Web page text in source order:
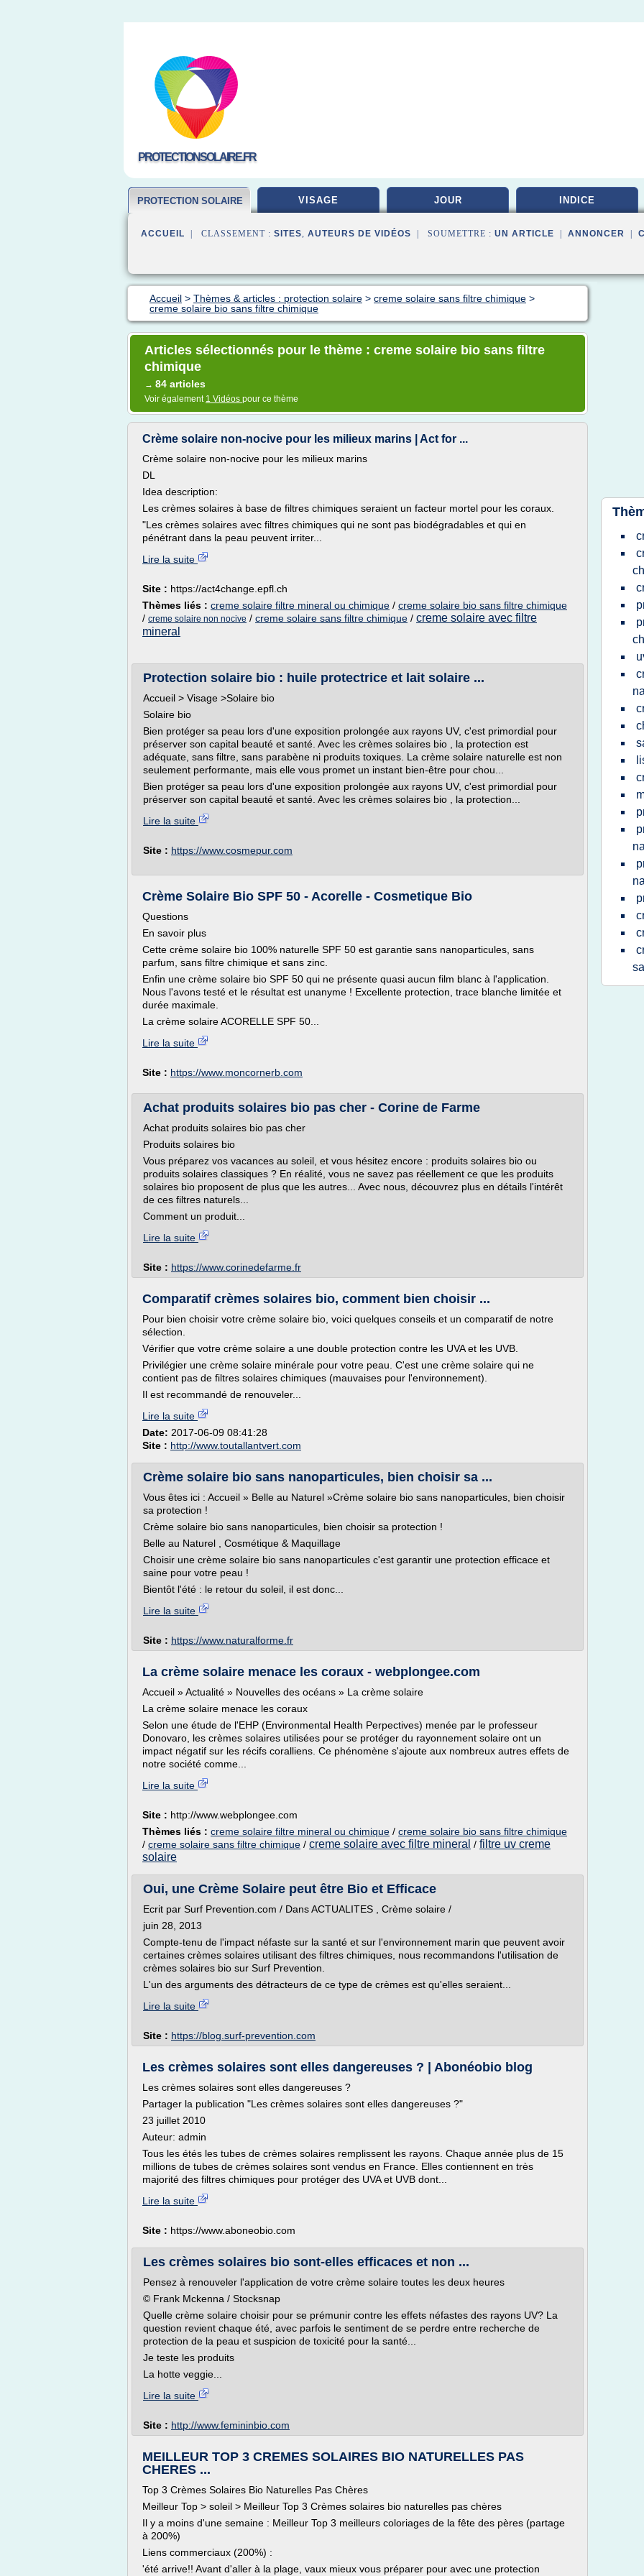
PROTECTIONSOLAIRE.FR
PROTECTION SOLAIRE VISAGE JOUR INDICE
ACCUEIL | CLASSEMENT : SITES, AUTEURS DE VIDÉOS | SOUMETTRE : UN ARTICLE ANNONCER
Accueil > Thèmes & articles : protection solaire > creme solaire sans filtre chimique >
creme solaire bio sans filtre chimique
Articles sélectionnés pour le thème : creme solaire bio sans filtre
chimique
→ 84 articles
Voir également 1 Vidéos pour ce thème
Crème solaire non-nocive pour les milieux marins | Act for ...
Crème solaire non-nocive pour les milieux marins
DL
Idea description:
Les crèmes solaires à base de filtres chimiques seraient un facteur mortel pour les coraux.
"Les crèmes solaires avec filtres chimiques qui ne sont pas biodégradables et qui en
pénétrant dans la peau peuvent irriter...
Lire la suite
Site : https://act4change.epfl.ch
Thèmes liés : creme solaire filtre mineral ou chimique / creme solaire bio sans filtre chimique
/ creme solaire non nocive / creme solaire sans filtre chimique / creme solaire avec filtre
mineral
Protection solaire bio : huile protectrice et lait solaire ...
Accueil > Visage >Solaire bio
Solaire bio
Bien protéger sa peau lors d'une exposition prolongée aux rayons UV, c'est primordial pour
préserver son capital beauté et santé. Avec les crèmes solaires bio , la protection est
adéquate, sans filtre, sans parabène ni produits toxiques. La crème solaire naturelle est non
seulement performante, mais elle vous promet un instant bien-être pour chou...
Bien protéger sa peau lors d'une exposition prolongée aux rayons UV, c'est primordial pour
préserver son capital beauté et santé. Avec les crèmes solaires bio , la protection...
Lire la suite
Site : https://www.cosmepur.com
Crème Solaire Bio SPF 50 - Acorelle - Cosmetique Bio
Questions
En savoir plus
Cette crème solaire bio 100% naturelle SPF 50 est garantie sans nanoparticules, sans
parfum, sans filtre chimique et sans zinc.
Enfin une crème solaire bio SPF 50 qui ne présente quasi aucun film blanc à l'application.
Nous l'avons testé et le résultat est unanyme ! Excellente protection, trace blanche limitée et
durée maximale.
La crème solaire ACORELLE SPF 50...
Lire la suite
Site : https://www.moncornerb.com
Achat produits solaires bio pas cher - Corine de Farme
Achat produits solaires bio pas cher
Produits solaires bio
Vous préparez vos vacances au soleil, et vous hésitez encore : produits solaires bio ou
produits solaires classiques ? En réalité, vous ne savez pas réellement ce que les produits
solaires bio proposent de plus que les autres... Avec nous, découvrez plus en détails l'intérêt
de ces filtres naturels...
Comment un produit...
Lire la suite
Site : https://www.corinedefarme.fr
Comparatif crèmes solaires bio, comment bien choisir ...
Pour bien choisir votre crème solaire bio, voici quelques conseils et un comparatif de notre
sélection.
Vérifier que votre crème solaire a une double protection contre les UVA et les UVB.
Privilégier une crème solaire minérale pour votre peau. C'est une crème solaire qui ne
contient pas de filtres solaires chimiques (mauvaises pour l'environnement).
Il est recommandé de renouveler...
Lire la suite
Date: 2017-06-09 08:41:28
Site : http://www.toutallantvert.com
Crème solaire bio sans nanoparticules, bien choisir sa ...
Vous êtes ici : Accueil » Belle au Naturel »Crème solaire bio sans nanoparticules, bien choisir
sa protection !
Crème solaire bio sans nanoparticules, bien choisir sa protection !
Belle au Naturel , Cosmétique & Maquillage
Choisir une crème solaire bio sans nanoparticules c'est garantir une protection efficace et
saine pour votre peau !
Bientôt l'été : le retour du soleil, il est donc...
Lire la suite
Site : https://www.naturalforme.fr
La crème solaire menace les coraux - webplongee.com
Accueil » Actualité » Nouvelles des océans » La crème solaire
La crème solaire menace les coraux
Selon une étude de l'EHP (Environmental Health Perpectives) menée par le professeur
Donovaro, les crèmes solaires utilisées pour se protéger du rayonnement solaire ont un
impact négatif sur les récifs coralliens. Ce phénomène s'ajoute aux nombreux autres effets de
notre société comme...
Lire la suite
Site : http://www.webplongee.com
Thèmes liés : creme solaire filtre mineral ou chimique / creme solaire bio sans filtre chimique
/ creme solaire sans filtre chimique / creme solaire avec filtre mineral / filtre uv creme
solaire
Oui, une Crème Solaire peut être Bio et Efficace
Ecrit par Surf Prevention.com / Dans ACTUALITES , Crème solaire /
juin 28, 2013
Compte-tenu de l'impact néfaste sur la santé et sur l'environnement marin que peuvent avoir
certaines crèmes solaires utilisant des filtres chimiques, nous recommandons l'utilisation de
crèmes solaires bio sur Surf Prevention.
L'un des arguments des détracteurs de ce type de crèmes est qu'elles seraient...
Lire la suite
Site : https://blog.surf-prevention.com
Les crèmes solaires sont elles dangereuses ? | Abonéobio blog
Les crèmes solaires sont elles dangereuses ?
Partager la publication "Les crèmes solaires sont elles dangereuses ?"
23 juillet 2010
Auteur: admin
Tous les étés les tubes de crèmes solaires remplissent les rayons. Chaque année plus de 15
millions de tubes de crèmes solaires sont vendus en France. Elles contiennent en très
majorité des filtres chimiques pour protéger des UVA et UVB dont...
Lire la suite
Site : https://www.aboneobio.com
Les crèmes solaires bio sont-elles efficaces et non ...
Pensez à renouveler l'application de votre crème solaire toutes les deux heures
© Frank Mckenna / Stocksnap
Quelle crème solaire choisir pour se prémunir contre les effets néfastes des rayons UV? La
question revient chaque été, avec parfois le sentiment de se perdre entre recherche de
protection de la peau et suspicion de toxicité pour la santé...
Je teste les produits
La hotte veggie...
Lire la suite
Site : http://www.femininbio.com
MEILLEUR TOP 3 CREMES SOLAIRES BIO NATURELLES PAS
CHERES ...
Top 3 Crèmes Solaires Bio Naturelles Pas Chères
Meilleur Top > soleil > Meilleur Top 3 Crèmes solaires bio naturelles pas chères
Il y a moins d'une semaine : Meilleur Top 3 meilleurs coloriages de la fête des pères (partage
à 200%)
Liens commerciaux (200%) :
'été arrive!! Avant d'aller à la plage, vaux mieux vous préparer pour avec une protection